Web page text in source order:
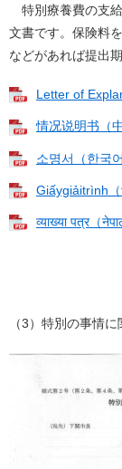
特別療養費の支
文書です。保険料
などがあれば提出
Letter of
情况说明书（
소명서（한국
Giấygiảitrình
व्याख्या पत्र（
（3）特別の事情